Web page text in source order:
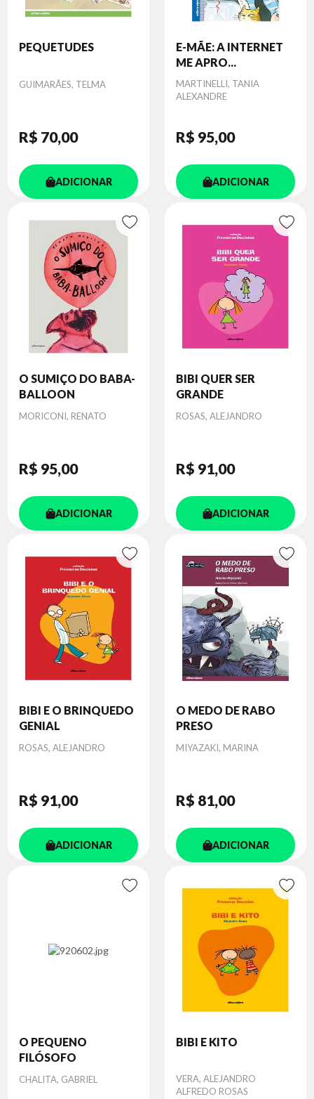
PEQUETUDES
Autor
GUIMARÃES, TELMA
R$ 70,00
ADICIONAR
E-MÃE: A INTERNET
ME APRO...
Autor
MARTINELLI, TANIA
ALEXANDRE
R$ 95,00
ADICIONAR
O SUMIÇO DO BABA-
BALLOON
Autor
MORICONI, RENATO
R$ 95,00
ADICIONAR
BIBI QUER SER
GRANDE
Autor
ROSAS, ALEJANDRO
R$ 91,00
ADICIONAR
BIBI E O BRINQUEDO
GENIAL
Autor
ROSAS, ALEJANDRO
R$ 91,00
ADICIONAR
O MEDO DE RABO
PRESO
Autor
MIYAZAKI, MARINA
R$ 81,00
ADICIONAR
O PEQUENO
FILÓSOFO
Autor
CHALITA, GABRIEL
BIBI E KITO
Autor
VERA, ALEJANDRO
ALFREDO ROSAS